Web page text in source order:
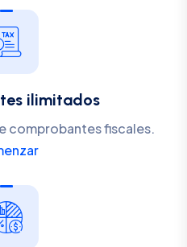
ilimitados
comprobantes fiscales.